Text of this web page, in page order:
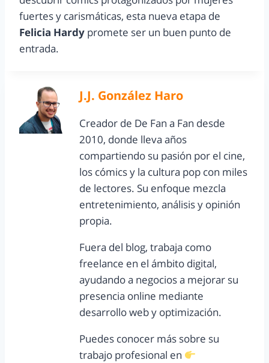
fuertes y carismáticas, esta nueva etapa de
Felicia Hardy promete ser un buen punto de
entrada.
J.J. González Haro
Creador de De Fan a Fan desde
2010, donde lleva años
compartiendo su pasión por el cine,
los cómics y la cultura pop con miles
de lectores. Su enfoque mezcla
entretenimiento, análisis y opinión
propia.
Fuera del blog, trabaja como
freelance en el ámbito digital,
ayudando a negocios a mejorar su
presencia online mediante
desarrollo web y optimización.
Puedes conocer más sobre su
trabajo profesional en